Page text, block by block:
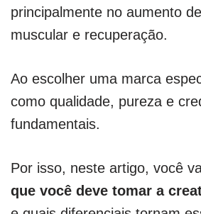
principalmente no aumento
muscular e recuperação.
Ao escolher uma marca
como qualidade, pureza e
fundamentais.
Por isso, neste artigo, você
que você deve tomar a